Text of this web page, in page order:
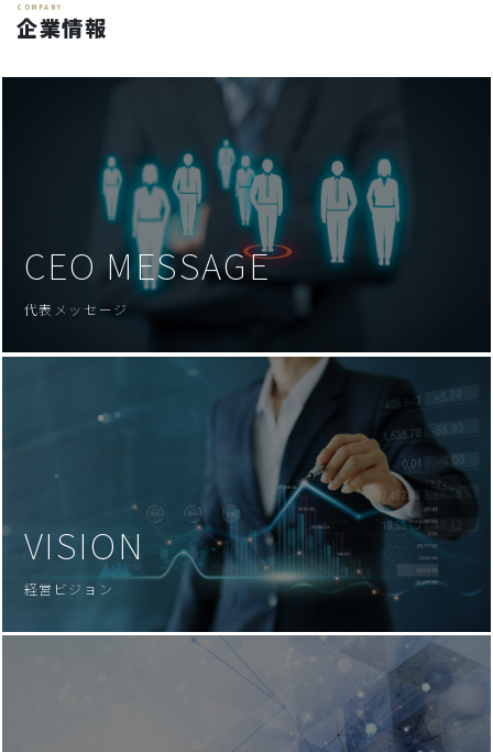
COMPANY
企業情報
CEO MESSAGE
代表メッセージ
VISION
経営ビジョン